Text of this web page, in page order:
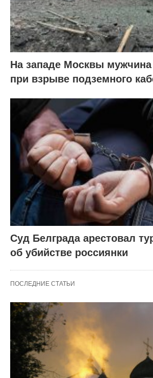
На западе Москвы мужчина
при взрыве подземного
Суд Белграда арестовал
об убийстве россиянки
ПОСЛЕДНИЕ СТАТЬИ